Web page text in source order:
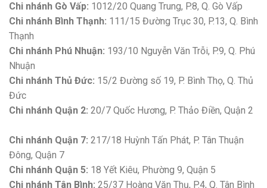
Chi nhánh Gò Vấp: 1012/20 Quang Trung, P.8, Q. Gò Vấp
Chi nhánh Bình Thạnh: 111/15 Đường Trục 30, P.13, Q. Bình
Thạnh
Chi nhánh Phú Nhuận: 193/10 Nguyễn Văn Trỗi, P.9, Q. Phú
Nhuận
Chi nhánh Thủ Đức: 15/2 Đường số 19, P. Bình Thọ, Q. Thủ
Đức
Chi nhánh Quận 2: 20/7 Quốc Hương, P. Thảo Điền, Quận 2
Chi nhánh Quận 7: 217/18 Huỳnh Tấn Phát, P. Tân Thuận
Đông, Quận 7
Chi nhánh Quận 5: 18 Yết Kiêu, Phường 9, Quận 5
Chi nhánh Tân Bình: 25/37 Hoàng Văn Thụ, P.4, Q. Tân Bình